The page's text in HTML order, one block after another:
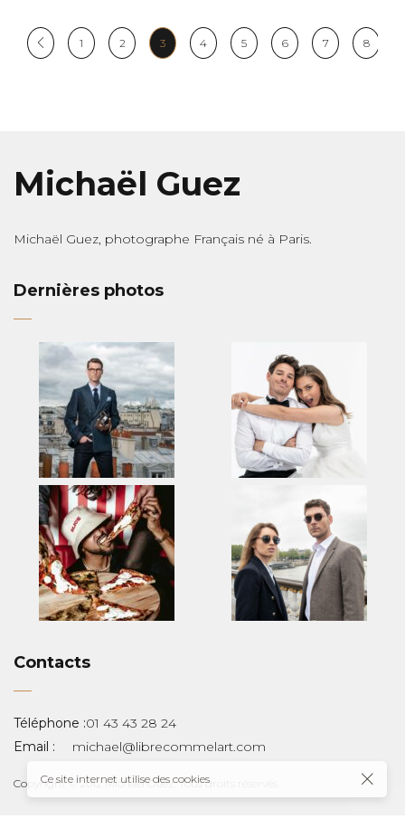
1 2 3 4 5 6 7 8
Michaël Guez
Michaël Guez, photographe Français né à Paris.
Dernières photos
Contacts
Téléphone :01 43 43 28 24
Email :
michael@librecommelart.com
Copyright © 2012 Michaël Guez. Tous droits réservés.
Ce site internet utilise des cookies